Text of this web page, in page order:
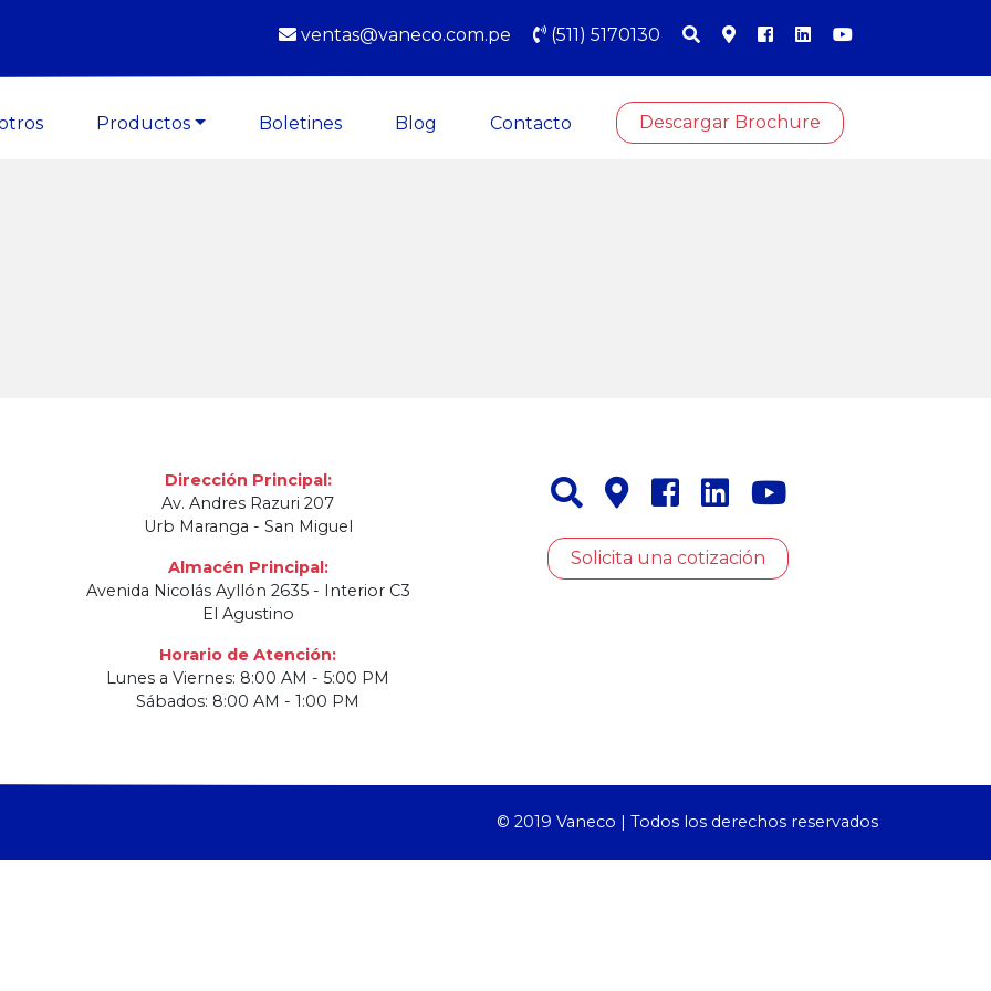
ventas@vaneco.com.pe (511) 5170130
Productos Boletines Blog Contacto Descargar Brochure
Dirección Principal:
Av. Andres Razuri 207
Urb Maranga - San Miguel
Almacén Principal:
Avenida Nicolás Ayllón 2635 - Interior C3
El Agustino
Horario de Atención:
Lunes a Viernes: 8:00 AM - 5:00 PM
Sábados: 8:00 AM - 1:00 PM
Solicita una cotización
© 2019 Vaneco | Todos los derechos reservados